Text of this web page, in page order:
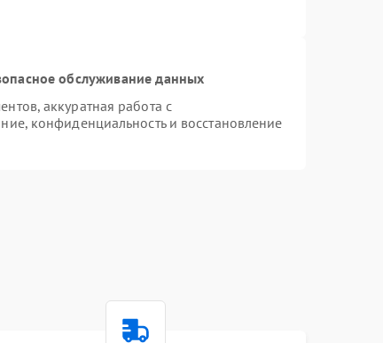
обслуживание данных
аккуратная работа с
конфиденциальность и восстановление